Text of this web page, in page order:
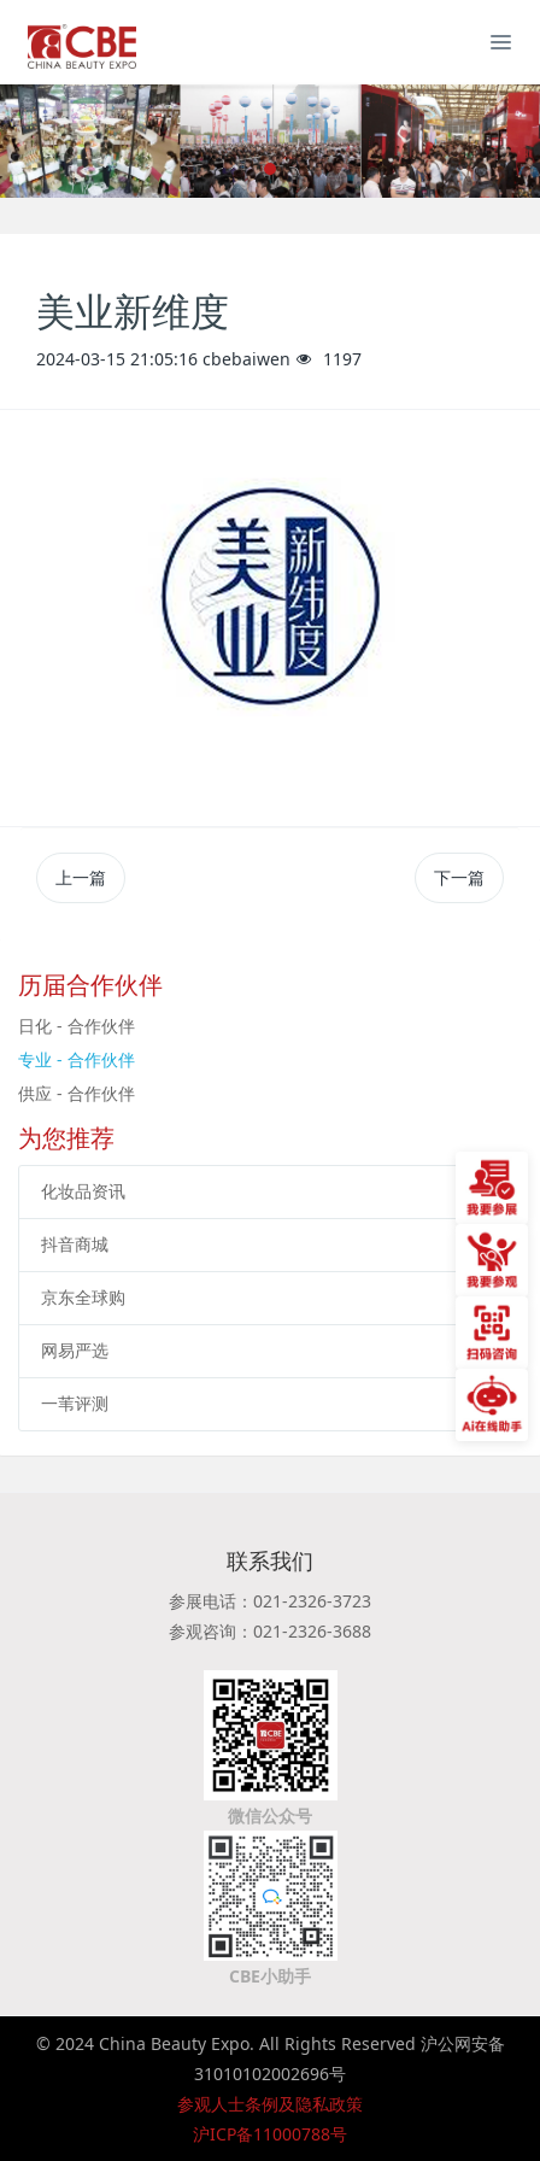
美业新维度
2024-03-15 21:05:16 cbebaiwen 1197
上一篇 下一篇
历届合作伙伴
日化 - 合作伙伴
专业 - 合作伙伴
供应 - 合作伙伴
为您推荐
化妆品资讯
抖音商城
京东全球购
网易严选
一苇评测
联系我们
参展电话：021-2326-3723
参观咨询：021-2326-3688
微信公众号
CBE小助手
© 2024 China Beauty Expo. All Rights Reserved 沪公网安备
31010102002696号
参观人士条例及隐私政策
沪ICP备11000788号